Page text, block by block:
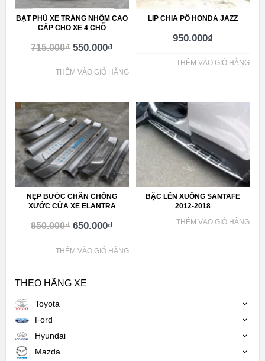
BẠT PHỦ XE TRÁNG NHÔM CAO
CẤP CHO XE 4 CHỖ
715.000₫ 550.000₫
THÊM VÀO GIỎ HÀNG
LIP CHIA PÔ HONDA JAZZ
950.000₫
THÊM VÀO GIỎ HÀNG
NẸP BƯỚC CHÂN CHỐNG
XƯỚC CỬA XE ELANTRA
850.000₫ 650.000₫
THÊM VÀO GIỎ HÀNG
BẬC LÊN XUỐNG SANTAFE
2012-2018
THÊM VÀO GIỎ HÀNG
THEO HÃNG XE
Toyota
Ford
Hyundai
Mazda